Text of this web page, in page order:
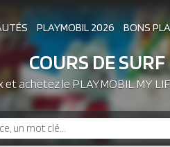
PLAYMOBIL 2026 BONS
ASSOCIATIONS DE FANS
LES
COURS DE SURF
et achetez le PLAYMOBIL MY